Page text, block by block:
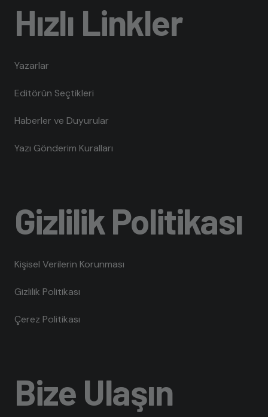
Hızlı Linkler
Yazarlar
Editörün Seçtikleri
Haberler ve Duyurular
Yazı Gönderim Kuralları
Gizlilik Politikası
Kişisel Verilerin Korunması
Gizlilik Politikası
Çerez Politikası
Bize Ulaşın